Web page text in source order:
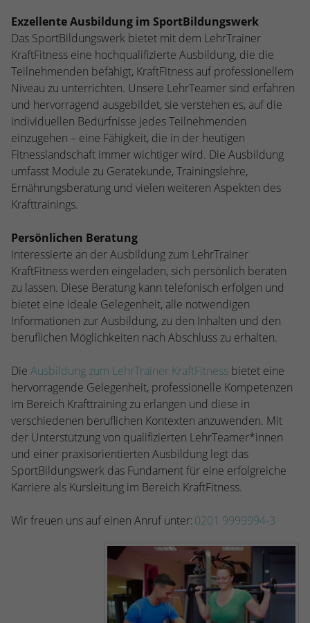
Exzellente Ausbildung im SportBildungswerk
Das SportBildungswerk bietet mit dem LehrTrainer
KraftFitness eine hochqualifizierte Ausbildung, die die
Teilnehmenden befähigt, KraftFitness auf professionellem
Niveau zu unterrichten. Unsere LehrTeamer sind erfahren
und hervorragend ausgebildet, sie verstehen es, auf die
individuellen Bedürfnisse jedes Teilnehmenden
einzugehen – eine Fähigkeit, die in der heutigen
Fitnesslandschaft immer wichtiger wird. Die Ausbildung
umfasst Module zu Gerätekunde, Trainingslehre,
Ernährungsberatung und vielen weiteren Aspekten des
Krafttrainings.
Persönlichen Beratung
Interessierte an der Ausbildung zum LehrTrainer
KraftFitness werden eingeladen, sich persönlich beraten
zu lassen. Diese Beratung kann telefonisch erfolgen und
bietet eine ideale Gelegenheit, alle notwendigen
Informationen zur Ausbildung, zu den Inhalten und den
beruflichen Möglichkeiten nach Abschluss zu erhalten.
Die Ausbildung zum LehrTrainer KraftFitness bietet eine
hervorragende Gelegenheit, professionelle Kompetenzen
im Bereich Krafttraining zu erlangen und diese in
verschiedenen beruflichen Kontexten anzuwenden. Mit
der Unterstützung von qualifizierten LehrTeamer*innen
und einer praxisorientierten Ausbildung legt das
SportBildungswerk das Fundament für eine erfolgreiche
Karriere als Kursleitung im Bereich KraftFitness.
Wir freuen uns auf einen Anruf unter:0201 9999994-3
Form.
Name _dc_gtm_UA-53600496-1
Anbieter Google Analytics
Laufzeit 1 Minute
Zweck
Dieser Cookie identifiziert die Besucher
nach Alter, Geschlecht oder Interessen
und nutzt dazu den DoubleClick des